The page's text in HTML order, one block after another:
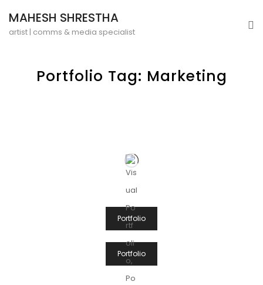
MAHESH SHRESTHA
artist | comms & media specialist
Portfolio Tag: Marketing
Portfolio
Portfolio